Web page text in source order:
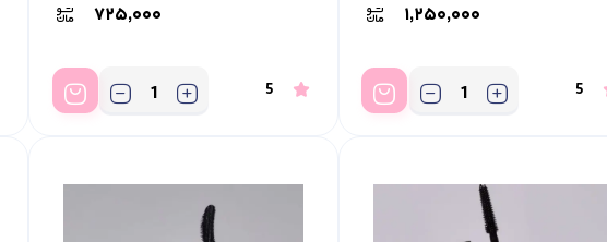
۱,۲۵۰,۰۰۰
5
۷۲۵,۰۰۰
5